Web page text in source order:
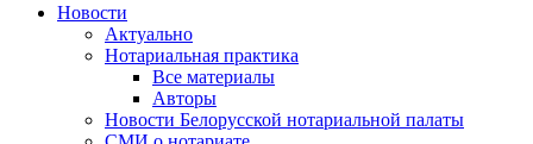
Новости
Актуально
Нотариальная практика
Все материалы
Авторы
Новости Белорусской нотариальной палаты